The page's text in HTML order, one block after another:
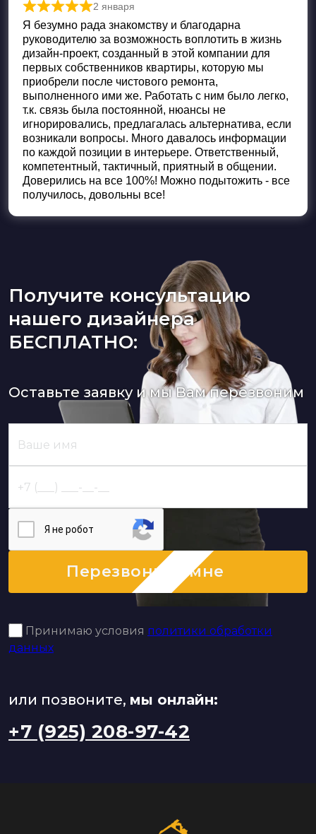
Оценка из 5
2 января
Я безумно рада знакомству и благодарна
руководителю за возможность воплотить в жизнь
дизайн-проект, созданный в этой компании для
первых собственников квартиры, которую мы
приобрели после чистового ремонта,
выполненного ими же. Работать с ним было легко,
т.к. связь была постоянной, нюансы не
игнорировались, предлагалась альтернатива, если
возникали вопросы. Много давалось информации
по каждой позиции в интерьере. Ответственный,
компетентный, тактичный, приятный в общении.
Доверились на все 100%! Можно подытожить - все
получилось, довольны все!
Получите консультацию
нашего дизайнера
БЕСПЛАТНО:
Оставьте заявку и мы Вам перезвоним
Я нe poбoт
Перезвоните мне
Принимаю условия политики обработки
данных
или позвоните, мы онлайн:
+7 (925) 208-97-42